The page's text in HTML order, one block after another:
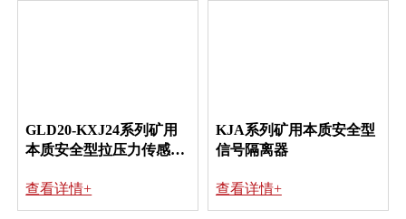
GLD20-KXJ24系列矿用
本质安全型拉压力传感器
查看详情+
KJA系列矿用本质安全型
信号隔离器
查看详情+